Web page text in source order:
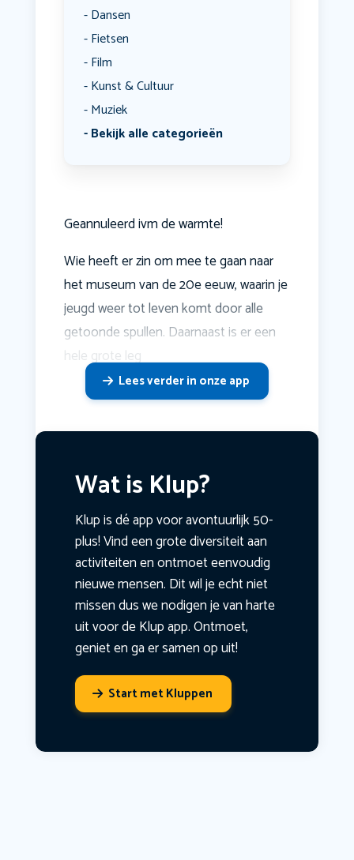
Dansen
Fietsen
Film
Kunst & Cultuur
Muziek
Bekijk alle categorieën
Geannuleerd ivm de warmte!
Wie heeft er zin om mee te gaan naar
het museum van de 20e eeuw, waarin je
jeugd weer tot leven komt door alle
getoonde spullen. Daarnaast is er een
hele grote leg
Lees verder in onze app
Wat is Klup?
Klup is dé app voor avontuurlijk 50-
plus! Vind een grote diversiteit aan
activiteiten en ontmoet eenvoudig
nieuwe mensen. Dit wil je echt niet
missen dus we nodigen je van harte
uit voor de Klup app. Ontmoet,
geniet en ga er samen op uit!
Start met Kluppen